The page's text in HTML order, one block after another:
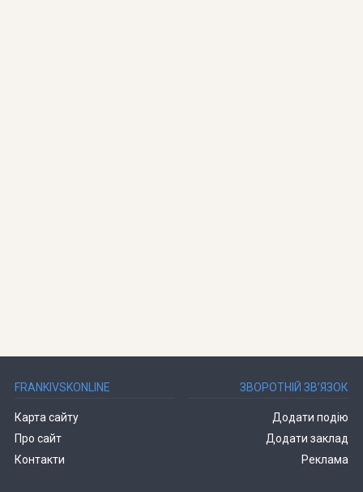
FRANKIVSKONLINE
Карта сайту
Про сайт
Контакти
ЗВОРОТНІЙ ЗВ’ЯЗОК
Додати подію
Додати заклад
Реклама